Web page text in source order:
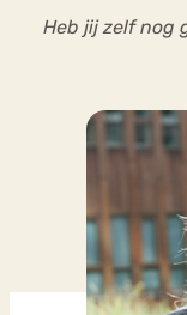
Heb jij zelf nog